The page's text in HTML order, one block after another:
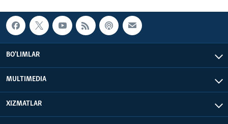
BO'LIMLAR
MULTIMEDIA
XIZMATLAR